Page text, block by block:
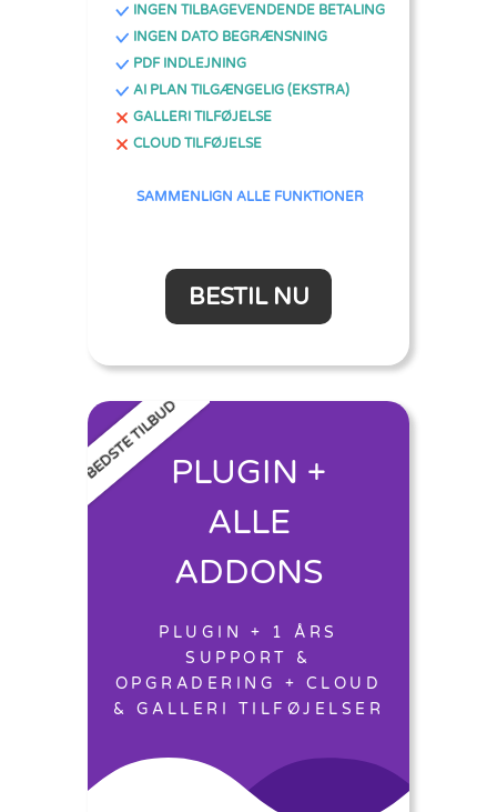
INGEN TILBAGEVENDENDE BETALING
INGEN DATO BEGRÆNSNING
PDF INDLEJNING
AI PLAN TILGÆNGELIG (EKSTRA)
GALLERI TILFØJELSE
CLOUD TILFØJELSE
SAMMENLIGN ALLE FUNKTIONER
BESTIL NU
BEDSTE TILBUDPLUGIN +
ALLE
ADDONS
PLUGIN + 1 ÅRS
SUPPORT &
OPGRADERING + CLOUD
& GALLERI TILFØJELSER